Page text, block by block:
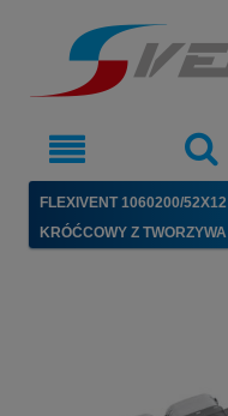
FLEXIVENT 1060200/
KRÓĆCOWY Z